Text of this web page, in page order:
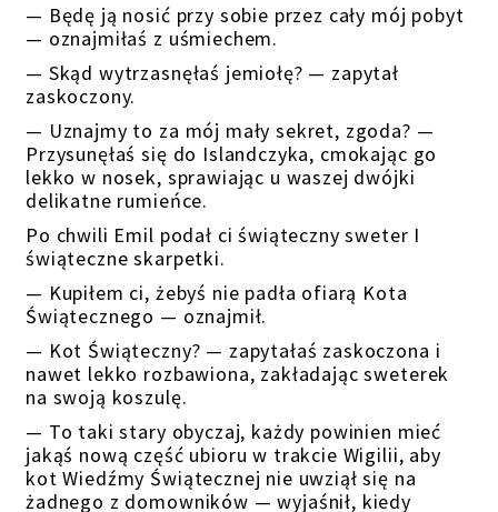
— Będę ją nosić przy sobie przez cały mój pobyt
— oznajmiłaś z uśmiechem.
— Skąd wytrzasnęłaś jemiołę? — zapytał
zaskoczony.
— Uznajmy to za mój mały sekret, zgoda? —
Przysunęłaś się do Islandczyka, cmokając go
lekko w nosek, sprawiając u waszej dwójki
delikatne rumieńce.
Po chwili Emil podał ci świąteczny sweter I
świąteczne skarpetki.
— Kupiłem ci, żebyś nie padła ofiarą Kota
Świątecznego — oznajmił.
— Kot Świąteczny? — zapytałaś zaskoczona i
nawet lekko rozbawiona, zakładając sweterek
na swoją koszulę.
— To taki stary obyczaj, każdy powinien mieć
jakąś nową część ubioru w trakcie Wigilii, aby
kot Wiedźmy Świątecznej nie uwziął się na
żadnego z domowników — wyjaśnił, kiedy